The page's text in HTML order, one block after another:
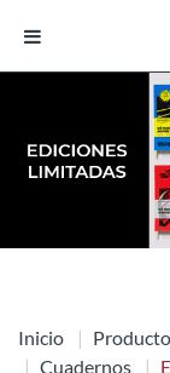
Inicio
Cuadernos